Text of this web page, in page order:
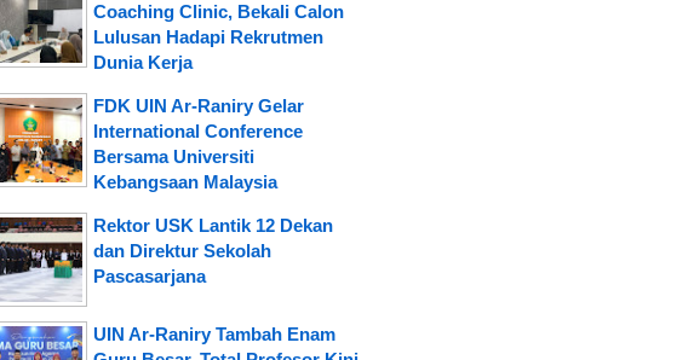
Coaching Clinic, Bekali Calon
Lulusan Hadapi Rekrutmen
Dunia Kerja
FDK UIN Ar-Raniry Gelar
International Conference
Bersama Universiti
Kebangsaan Malaysia
Rektor USK Lantik 12 Dekan
dan Direktur Sekolah
Pascasarjana
UIN Ar-Raniry Tambah Enam